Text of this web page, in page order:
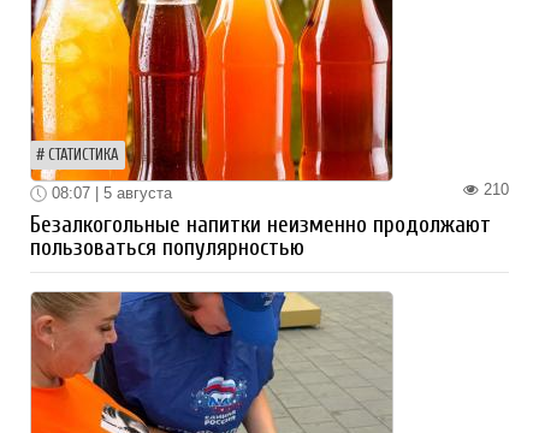
СТАТИСТИКА
210
08:07 | 5 августа
Безалкогольные напитки неизменно продолжают
пользоваться популярностью